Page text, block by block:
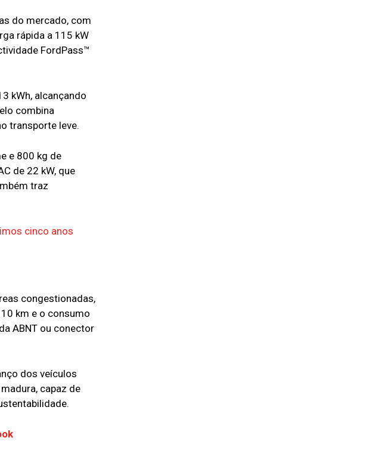
do mercado, com
rápida a 115 kW
FordPass™
kWh, alcançando
combina
transporte leve.
e 800 kg de
de 22 kW, que
traz
cinco anos
congestionadas,
km e o consumo
ABNT ou conector
dos veículos
capaz de